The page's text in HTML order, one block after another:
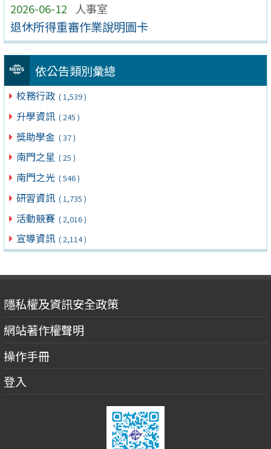
2026-06-12 人事室
退休所得重審作業說明圖卡
依公告類別彙總
校務行政 ( 1,539 )
升學資訊 ( 245 )
獎助學金 ( 37 )
南門之星 ( 25 )
南門之光 ( 546 )
研習資訊 ( 1,735 )
活動競賽 ( 2,016 )
宣導資訊 ( 2,114 )
隱私權及資訊安全政策
網站著作權聲明
操作手冊
登入